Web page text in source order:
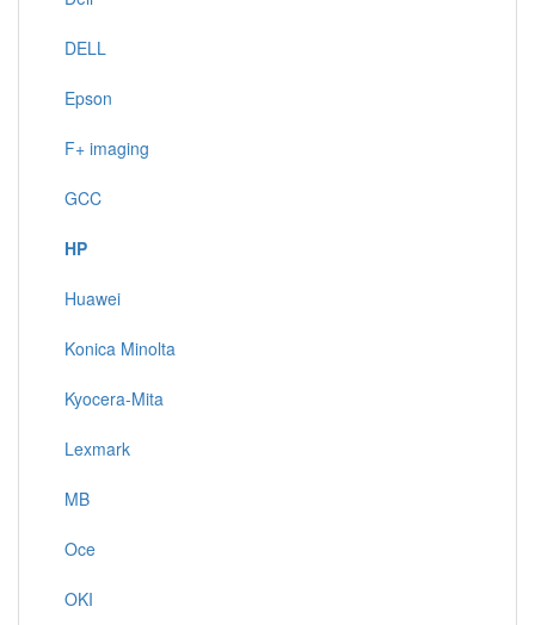
DELL
Epson
F+ imaging
GCC
HP
Huawei
Konica Minolta
Kyocera-Mita
Lexmark
MB
Oce
OKI